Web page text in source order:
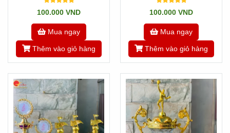
Nhật Minh
100.000 VND
Mua ngay
Thêm vào giỏ hàng
Nhật Minh
100.000 VND
Mua ngay
Thêm vào giỏ hàng